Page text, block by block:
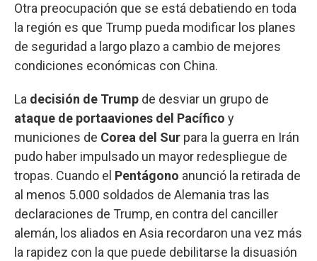
Otra preocupación que se está debatiendo en toda
la región es que Trump pueda modificar los planes
de seguridad a largo plazo a cambio de mejores
condiciones económicas con China.
La decisión de Trump de desviar un grupo de
ataque de portaaviones del Pacífico y
municiones de Corea del Sur para la guerra en Irán
pudo haber impulsado un mayor redespliegue de
tropas. Cuando el Pentágono anunció la retirada de
al menos 5.000 soldados de Alemania tras las
declaraciones de Trump, en contra del canciller
alemán, los aliados en Asia recordaron una vez más
la rapidez con la que puede debilitarse la disuasión